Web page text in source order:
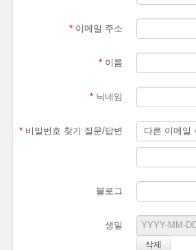
*이메일 주소
*이름
*닉네임
*비밀번호 찾기 질문/답변
블로그
생일